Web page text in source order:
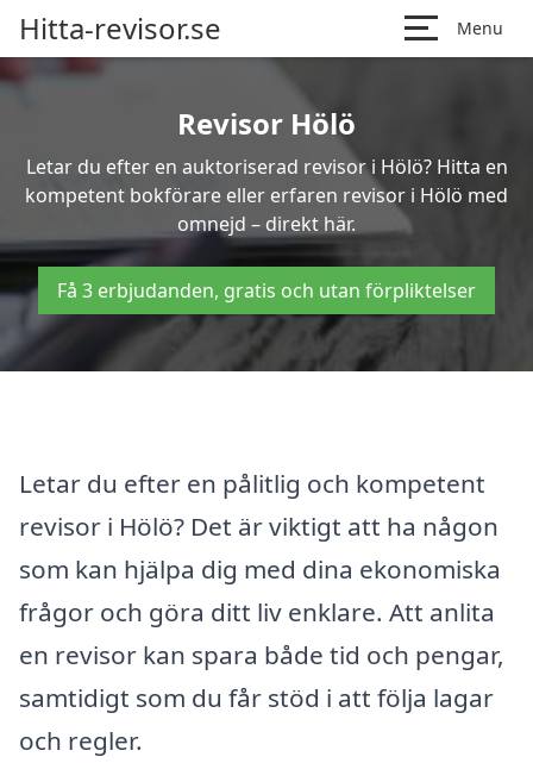
Hitta-revisor.se Menu
Revisor Hölö
Letar du efter en auktoriserad revisor i Hölö? Hitta en
kompetent bokförare eller erfaren revisor i Hölö med
omnejd – direkt här.
Få 3 erbjudanden, gratis och utan förpliktelser
Letar du efter en pålitlig och kompetent
revisor i Hölö? Det är viktigt att ha någon
som kan hjälpa dig med dina ekonomiska
frågor och göra ditt liv enklare. Att anlita
en revisor kan spara både tid och pengar,
samtidigt som du får stöd i att följa lagar
och regler.